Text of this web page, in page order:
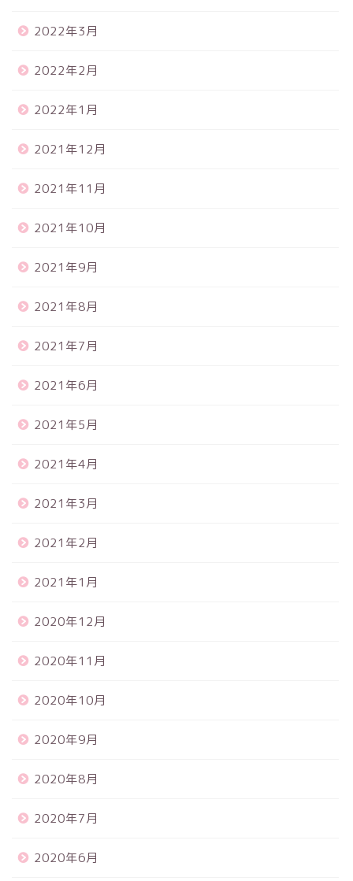
2022年3月
2022年2月
2022年1月
2021年12月
2021年11月
2021年10月
2021年9月
2021年8月
2021年7月
2021年6月
2021年5月
2021年4月
2021年3月
2021年2月
2021年1月
2020年12月
2020年11月
2020年10月
2020年9月
2020年8月
2020年7月
2020年6月